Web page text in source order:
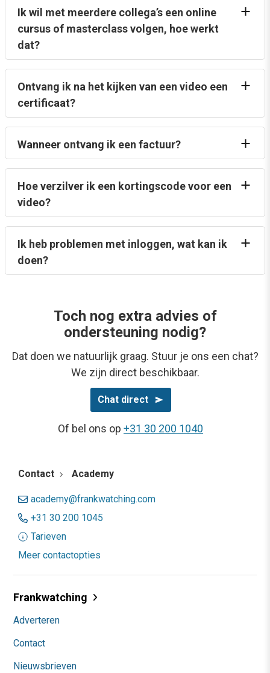
Ik wil met meerdere collega’s een online
cursus of masterclass volgen, hoe werkt
dat?
Ontvang ik na het kijken van een video een
certificaat?
Wanneer ontvang ik een factuur?
Hoe verzilver ik een kortingscode voor een
video?
Ik heb problemen met inloggen, wat kan ik
doen?
Toch nog extra advies of
ondersteuning nodig?
Dat doen we natuurlijk graag. Stuur je ons een chat?
We zijn direct beschikbaar.
Chat direct
Of bel ons op +31 30 200 1040
Contact Academy
academy@frankwatching.com
+31 30 200 1045
Tarieven
Meer contactopties
Frankwatching
Adverteren
Contact
Nieuwsbrieven